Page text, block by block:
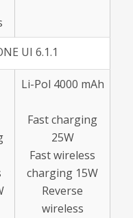
UI 6.1.1
Li-Pol 4000 mAh
Fast charging
25W
Fast wireless
charging 15W
Reverse
wireless